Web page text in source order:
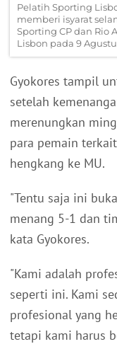
Pelatih Sporting
memberi isyarat
Sporting CP dan Rio
Lisbon pada 9
Gyokores tampil
setelah
merenungkan
para pemain
hengkang ke MU.
"Tentu saja ini
menang 5-1 dan
kata Gyokores.
"Kami adalah
seperti ini. Kami
profesional yang
tetapi kami harus